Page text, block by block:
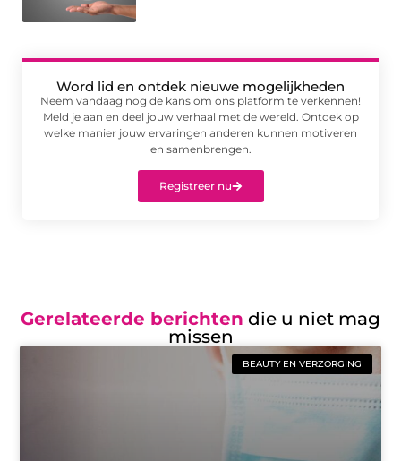
Word lid en ontdek nieuwe mogelijkheden
Neem vandaag nog de kans om ons platform te verkennen!
Meld je aan en deel jouw verhaal met de wereld. Ontdek op
welke manier jouw ervaringen anderen kunnen motiveren
en samenbrengen.
Registreer nu
Gerelateerde berichten die u niet mag
missen
BEAUTY EN VERZORGING